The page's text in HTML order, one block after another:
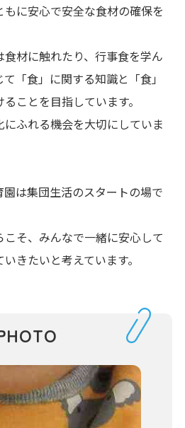
に安心で安全な食材の確保を
材に触れたり、行事食を学ん
「食」に関する知識と「食」
ことを目指しています。
ふれる機会を大切にしていま
は集団生活のスタートの場で
そ、みんなで一緒に安心して
きたいと考えています。